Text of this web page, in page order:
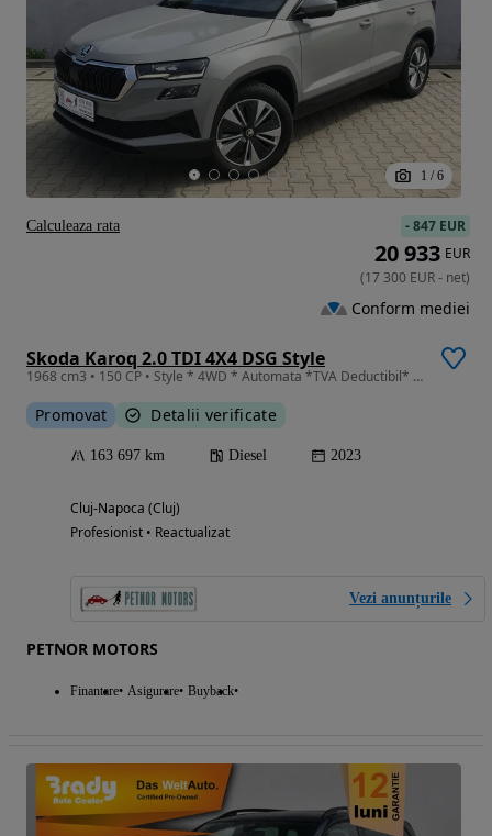
1 / 6
Skoda Karoq 2.0 TDI 4X4 DSG Style
1968 cm3 • 150 CP • Style * 4WD * Automata *TVA Deductibil* Android Auto*Apple CarPlay*ACC
Promovat Detalii verificate
163 697 km Diesel 2023
Cluj-Napoca (Cluj)
Profesionist • Reactualizat
Vezi anunțurile
PETNOR MOTORS
Finantare Asigurare Buyback
-847 EUR
20 933 EUR
(17 300 EUR- net)
Conform mediei
Calculeaza rata